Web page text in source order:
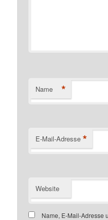
Name *
E-Mail-Adresse *
Website
Name, E-Mail-Adresse